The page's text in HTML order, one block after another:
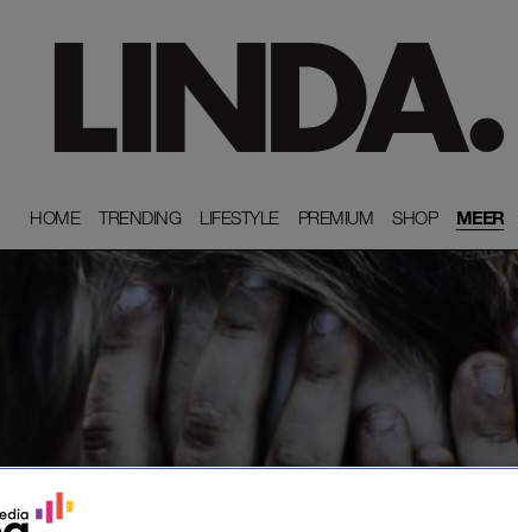
HOME
HOME TRENDING
TRENDING LIFESTYLE
LIFESTYLE PREMIUM
PREMIUM SHOP
SHOP MEER